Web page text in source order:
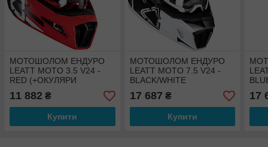
МОТОШОЛОМ ЕНДУРО
LEATT MOTO 3.5 V24 -
RED (+ОКУЛЯРИ
VELOCITY 4.5)
11 882 ₴
Купити
МОТОШОЛОМ ЕНДУРО
LEATT MOTO 7.5 V24 -
BLACK/WHITE
(+ОКУЛЯРИ VELOCITY
4.5)
17 687 ₴
Купити
17